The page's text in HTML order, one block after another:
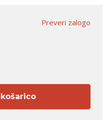
Preveri zalogo